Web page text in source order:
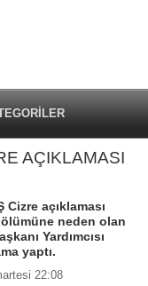
AÇIKLAMASI
Cizre açıklaması
neden olan
Yardımcısı
yaptı.
22:08